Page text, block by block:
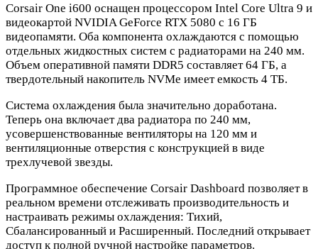
Corsair One i600 оснащен процессором Intel Core Ultra 9 и
видеокартой NVIDIA GeForce RTX 5080 с 16 ГБ
видеопамяти. Оба компонента охлаждаются с помощью
отдельных жидкостных систем с радиаторами на 240 мм.
Объем оперативной памяти DDR5 составляет 64 ГБ, а
твердотельный накопитель NVMe имеет емкость 4 ТБ.
Система охлаждения была значительно доработана.
Теперь она включает два радиатора по 240 мм,
усовершенствованные вентиляторы на 120 мм и
вентиляционные отверстия с конструкцией в виде
трехлучевой звезды.
Программное обеспечение Corsair Dashboard позволяет в
реальном времени отслеживать производительность и
настраивать режимы охлаждения: Тихий,
Сбалансированный и Расширенный. Последний открывает
доступ к полной ручной настройке параметров.